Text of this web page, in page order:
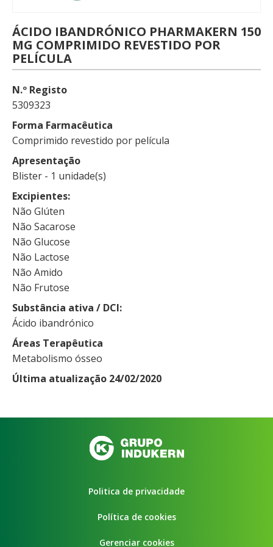
ÁCIDO IBANDRÓNICO PHARMAKERN 150
MG COMPRIMIDO REVESTIDO POR
PELÍCULA
N.º Registo
5309323
Forma Farmacêutica
Comprimido revestido por película
Apresentação
Blister - 1 unidade(s)
Excipientes
Não Glúten
Não Sacarose
Não Glucose
Não Lactose
Não Amido
Não Frutose
Substância ativa / DCI
Ácido ibandrónico
Áreas Terapêutica
Metabolismo ósseo
Última atualização 24/02/2020
Politica de privacidade
Política de cookies
Gerenciar cookies